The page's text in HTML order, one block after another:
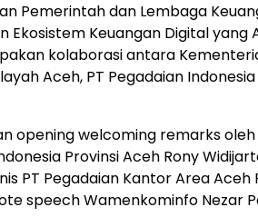
Pemerintah dan Lembaga
Ekosistem Keuangan Digital yang
kolaborasi antara
Aceh, PT Pegadaian
opening welcoming remarks
Provinsi Aceh Rony
PT Pegadaian Kantor Area Aceh
speech Wamenkominfo Nezar